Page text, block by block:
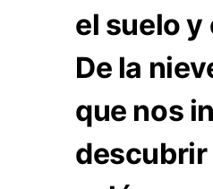
el suelo
De la
que nos